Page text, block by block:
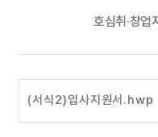
호심취·창
(서식2)입사지원서.hwp